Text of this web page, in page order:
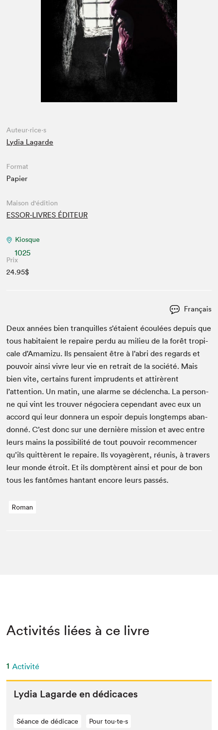
Espace enseignant·e·s
Espace pro
Auteur·rice·s
Lydia Lagarde
Format
Papier
Maison d'édition
ESSOR-LIVRES ÉDITEUR
Kiosque
1025
Prix
24.95$
Français
Deux années bien tran­quilles s’étaient écoulées depuis que
tous habitaient le repaire per­du au milieu de la forêt trop­i­
cale d’Amamizu. Ils pen­saient être à l’abri des regards et
pou­voir ain­si vivre leur vie en retrait de la société. Mais
bien vite, cer­tains furent impru­dents et attirèrent
l’attention. Un matin, une alarme se déclen­cha. La per­son­
ne qui vint les trou­ver négociera cepen­dant avec eux un
accord qui leur don­nera un espoir depuis longtemps aban­
don­né. C’est donc sur une dernière mis­sion et avec entre
leurs mains la pos­si­bil­ité de tout pou­voir recom­mencer
qu’ils quit­tèrent le repaire. Ils voy­agèrent, réu­nis, à tra­vers
leur monde étroit. Et ils domp­tèrent ain­si et pour de bon
tous les fan­tômes han­tant encore leurs passés.
Roman
Activités liées à ce livre
1 Activité
Lydia Lagarde en dédicaces
Séance de dédicace Pour tou⋅te⋅s